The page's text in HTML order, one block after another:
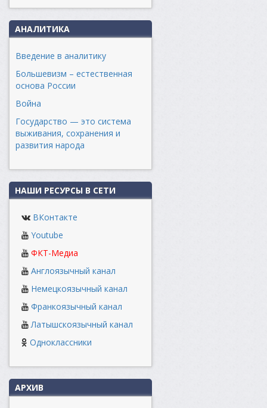
АНАЛИТИКА
Введение в аналитику
Большевизм – естественная
основа России
Война
Государство — это система
выживания, сохранения и
развития народа
НАШИ РЕСУРСЫ В СЕТИ
ВКонтакте
Youtube
ФКТ-Медиа
Англоязычный канал
Немецкоязычный канал
Франкоязычный канал
Латышскоязычный канал
Одноклассники
АРХИВ